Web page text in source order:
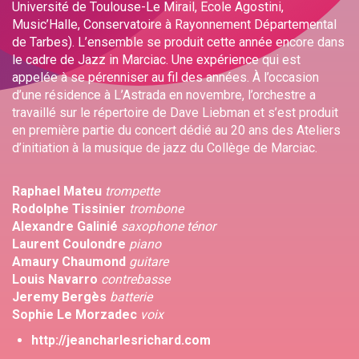
Université de Toulouse-Le Mirail, Ecole Agostini,
Music’Halle, Conservatoire à Rayonnement Départemental
de Tarbes). L’ensemble se produit cette année encore dans
le cadre de Jazz in Marciac. Une expérience qui est
appelée à se pérenniser au fil des années. À l’occasion
d’une résidence à L’Astrada en novembre, l’orchestre a
travaillé sur le répertoire de Dave Liebman et s’est produit
en première partie du concert dédié au 20 ans des Ateliers
d’initiation à la musique de jazz du Collège de Marciac.
Raphael Mateu trompette
Rodolphe Tissinier trombone
Alexandre Galinié saxophone ténor
Laurent Coulondre piano
Amaury Chaumond guitare
Louis Navarro contrebasse
Jeremy Bergès batterie
Sophie Le Morzadec voix
http://jeancharlesrichard.com